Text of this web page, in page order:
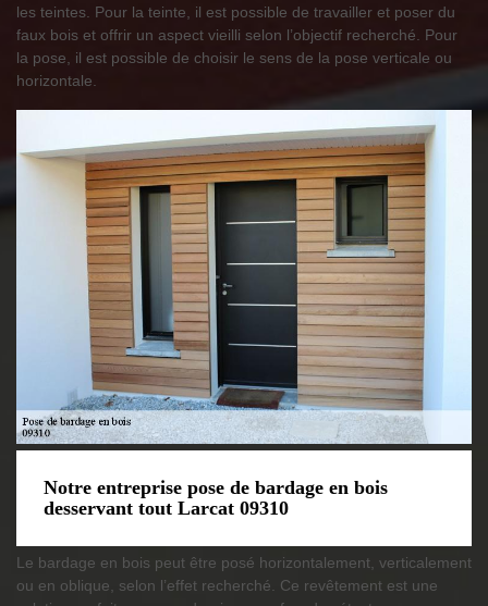
les teintes. Pour la teinte, il est possible de travailler et poser du
faux bois et offrir un aspect vieilli selon l’objectif recherché. Pour
la pose, il est possible de choisir le sens de la pose verticale ou
horizontale.
Notre entreprise pose de bardage en bois
desservant tout Larcat 09310
Le bardage en bois peut être posé horizontalement, verticalement
ou en oblique, selon l’effet recherché. Ce revêtement est une